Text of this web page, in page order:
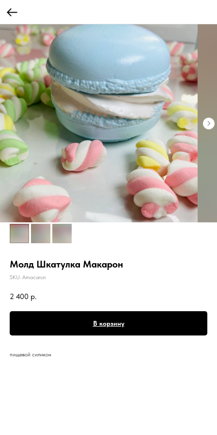
Молд Шкатулка Макарон
SKU: Amacaron
2 400 р.
В корзину
пищевой силикон